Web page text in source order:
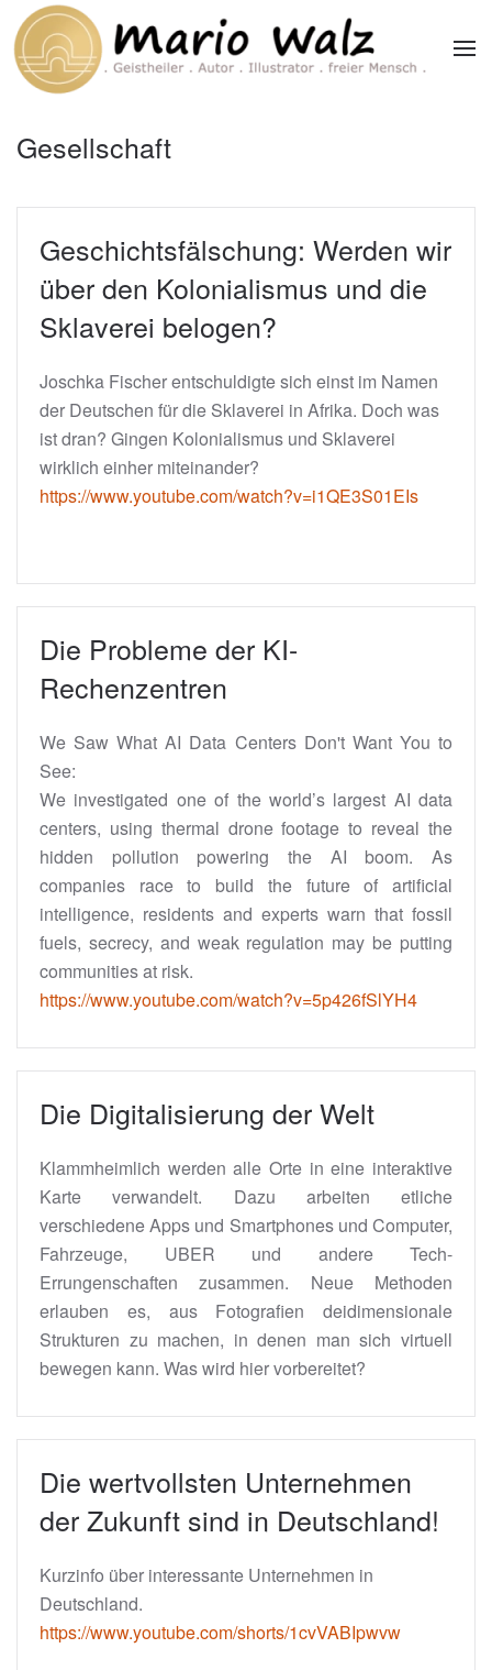
Zum Hauptinhalt springen
Gesellschaft
Geschichtsfälschung: Werden wir
über den Kolonialismus und die
Sklaverei belogen?
Joschka Fischer entschuldigte sich einst im Namen
der Deutschen für die Sklaverei in Afrika. Doch was
ist dran? Gingen Kolonialismus und Sklaverei
wirklich einher miteinander?
https://www.youtube.com/watch?v=i1QE3S01EIs
Die Probleme der KI-
Rechenzentren
We Saw What AI Data Centers Don't Want You to
See:
We investigated one of the world’s largest AI data
centers, using thermal drone footage to reveal the
hidden pollution powering the AI boom. As
companies race to build the future of artificial
intelligence, residents and experts warn that fossil
fuels, secrecy, and weak regulation may be putting
communities at risk.
https://www.youtube.com/watch?v=5p426fSlYH4
Die Digitalisierung der Welt
Klammheimlich werden alle Orte in eine interaktive
Karte verwandelt. Dazu arbeiten etliche
verschiedene Apps und Smartphones und Computer,
Fahrzeuge, UBER und andere Tech-
Errungenschaften zusammen. Neue Methoden
erlauben es, aus Fotografien deidimensionale
Strukturen zu machen, in denen man sich virtuell
bewegen kann. Was wird hier vorbereitet?
Die wertvollsten Unternehmen
der Zukunft sind in Deutschland!
Kurzinfo über interessante Unternehmen in
Deutschland.
https://www.youtube.com/shorts/1cvVABIpwvw